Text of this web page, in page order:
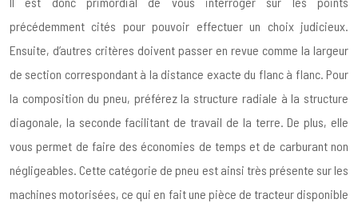
précédemment cités pour pouvoir effectuer un choix judicieux.
Ensuite, d’autres critères doivent passer en revue comme la largeur
de section correspondant à la distance exacte du flanc à flanc. Pour
la composition du pneu, préférez la structure radiale à la structure
diagonale, la seconde facilitant de travail de la terre. De plus, elle
vous permet de faire des économies de temps et de carburant non
négligeables. Cette catégorie de pneu est ainsi très présente sur les
machines motorisées, ce qui en fait une pièce de tracteur disponible